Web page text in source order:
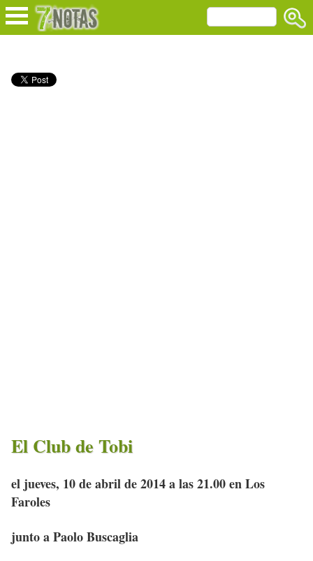
El Club de Tobi
el jueves, 10 de abril de 2014 a las 21.00 en Los
Faroles
junto a Paolo Buscaglia